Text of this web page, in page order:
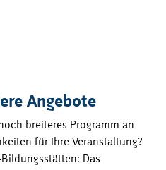
Angebote
breiteres Programm an
für Ihre Veranstaltung?
Das